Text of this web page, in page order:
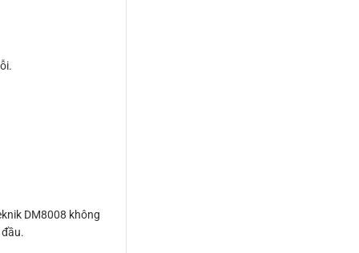
DM8008 không